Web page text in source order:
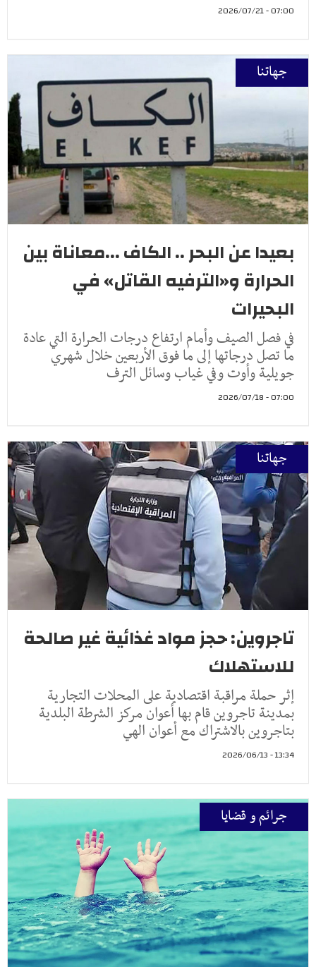
07:00 - 2026/07/21
جهاتنا
بعيدا عن البحر .. الكاف ...معاناة بين
الحرارة و«الترفيه القاتل» في
البحيرات
في فصل الصيف وأمام ارتفاع درجات الحرارة التي عادة
ما تصل درجاتها إلى ما فوق الأربعين خلال شهري
جويلية وأوت وفي غياب وسائل الترف
07:00 - 2026/07/18
جهاتنا
تاجروين: حجز مواد غذائية غير صالحة
للاستهلاك
إثر حملة مراقبة اقتصادية على المحلات التجارية
بمدينة تاجروين قام بها أعوان مركز الشرطة البلدية
بتاجروين بالاشتراك مع أعوان الهي
13:34 - 2026/06/13
جرائم و قضايا